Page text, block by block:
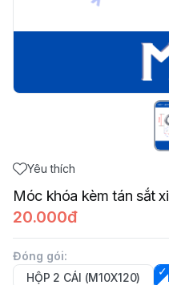
Yêu thích
Móc khóa kèm tán sắt
20.000đ
Đóng gói:
HỘP 2 CÁI (M10X120)